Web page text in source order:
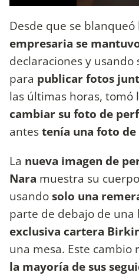
Desde que se blanqueó
empresaria se
declaraciones y usando
para publicar fotos
las últimas horas, tomó
cambiar su foto de
antestenía una foto
La nueva imagen de
Nara muestra su
usandosolo una
parte de debajo de una
exclusiva cartera
una mesa. Este cambio
la mayoría de sus